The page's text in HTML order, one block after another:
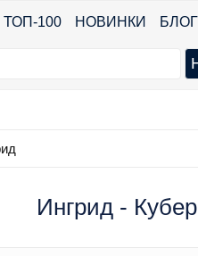
ТОП-100 НОВИНКИ БЛОГ
Ингрид -